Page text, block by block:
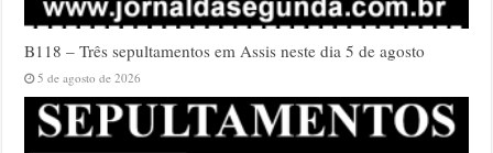
B118 – Três sepultamentos em Assis neste dia 5 de agosto
5 de agosto de 2026